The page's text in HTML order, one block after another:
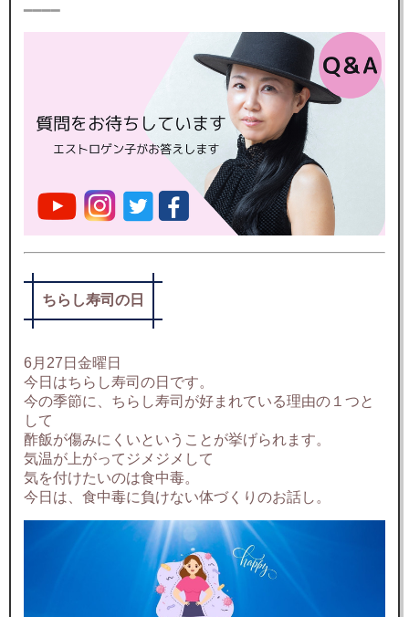
━━━━
ちらし寿司の日
6月27日金曜日
今日はちらし寿司の日です。
今の季節に、ちらし寿司が好まれている理由の１つと
して
酢飯が傷みにくいということが挙げられます。
気温が上がってジメジメして
気を付けたいのは食中毒。
今日は、食中毒に負けない体づくりのお話し。